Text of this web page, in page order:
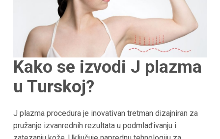
Kako se izvodi J plazma
u Turskoj?
J plazma procedura je inovativan tretman dizajniran za
pružanje izvanrednih rezultata u podmlađivanju i